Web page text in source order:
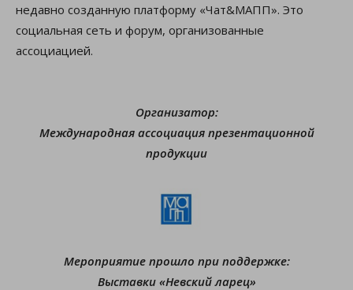
недавно созданную платформу «Чат&МАПП». Это
социальная сеть и форум, организованные
ассоциацией.
Организатор:
Международная ассоциация презентационной
продукции
Мероприятие прошло при поддержке:
Выставки «Невский ларец»